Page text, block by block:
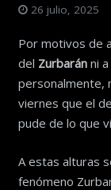
26 julio, 2025
Por motivos de
del Zurbarán ni
personalmente,
viernes que el
pude de lo que
A estas alturas
fenómeno